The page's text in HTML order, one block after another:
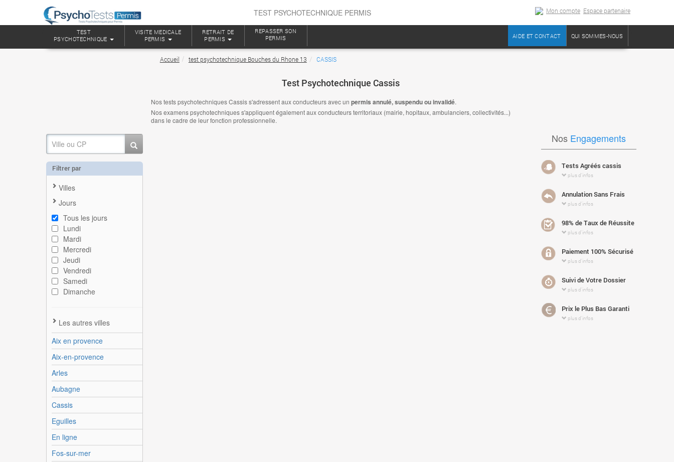
TEST PSYCHOTECHNIQUE PERMIS Mon compte Espace partenaire
TEST
PSYCHOTECHNIQUE
VISITE MEDICALE
PERMIS
RETRAIT DE
PERMIS
REPASSER SON
PERMIS
QUI SOMMES-NOUS
AIDE ET CONTACT
Accueil test psychotechnique Bouches du Rhone 13 CASSIS
Filtrer par
Villes
Jours
Tous les jours
Lundi
Mardi
Mercredi
Jeudi
Vendredi
Samedi
Dimanche
Les autres villes
Aix en provence
Aix-en-provence
Arles
Aubagne
Cassis
Eguilles
En ligne
Fos-sur-mer
Test Psychotechnique Cassis
Nos tests psychotechniques Cassis s'adressent aux conducteurs avec un permis annulé, suspendu ou invalidé.
Nos examens psychotechniques s'appliquent également aux conducteurs territoriaux (mairie, hopitaux, ambulanciers, collectivités...)
dans le cadre de leur fonction professionnelle.
Nos Engagements
Tests Agréés cassis
plus d'infos
Annulation Sans Frais
plus d'infos
98% de Taux de Réussite
plus d'infos
Paiement 100% Sécurisé
plus d'infos
Suivi de Votre Dossier
plus d'infos
Prix le Plus Bas Garanti
plus d'infos